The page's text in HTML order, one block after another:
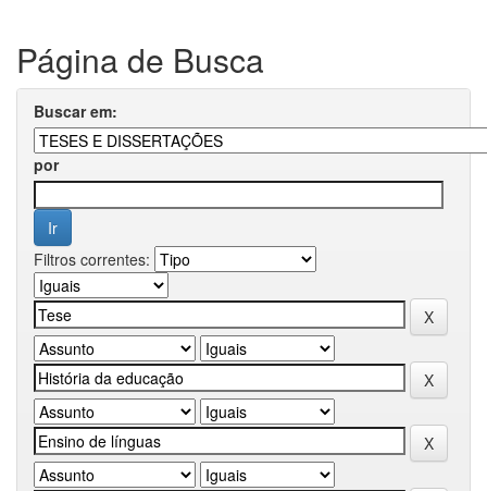
Página de Busca
Buscar em:
por
Filtros correntes: